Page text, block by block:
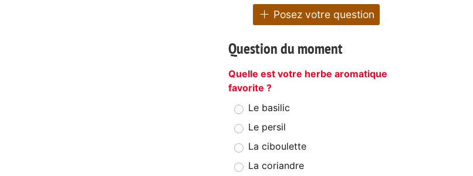
Posez votre question
Question du moment
Quelle est votre herbe aromatique
favorite ?
Le basilic
Le persil
La ciboulette
La coriandre